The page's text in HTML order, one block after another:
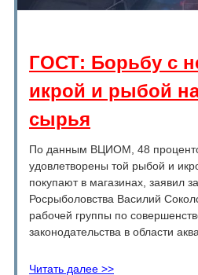
ГОСТ: Борьбу с
икрой и рыбой
сырья
По данным ВЦИОМ, 48
удовлетворены той рыбой и
покупают в магазинах, заявил
Росрыболовства Василий
рабочей группы по
законодательства в области
Читать далее >>